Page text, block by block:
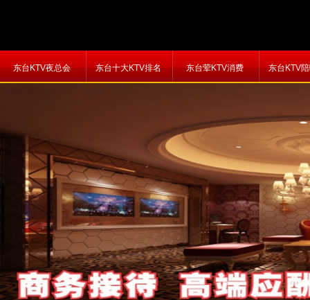
东台KTV夜总会 东台十大KTV排名 东台荤KTV消费 东台KTV